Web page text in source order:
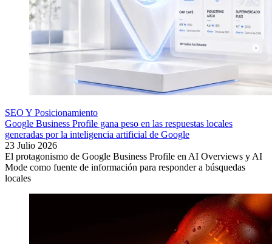
SEO Y Posicionamiento
Google Business Profile gana peso en las respuestas locales
generadas por la inteligencia artificial de Google
23 Julio 2026
El protagonismo de Google Business Profile en AI Overviews y AI
Mode como fuente de información para responder a búsquedas
locales